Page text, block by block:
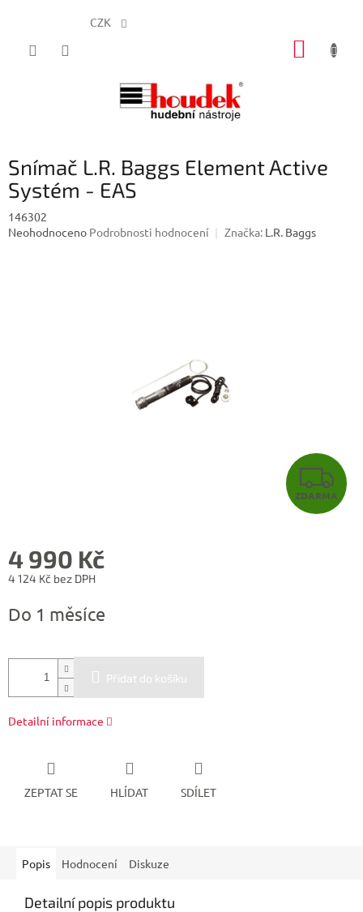
CZK
Snímač L.R. Baggs Element Active
Systém - EAS
146302
Průměrné
Neohodnoceno Podrobnosti hodnocení Značka: L.R. Baggs
Z
D
ZDARMA
4 990 Kč
4 124 Kč bez DPH
cena:
Do 1 měsíce
Přidat do košíku
Detailní informace
ZEPTAT SE HLÍDAT SDÍLET
Popis Hodnocení Diskuze
Detailní popis produktu